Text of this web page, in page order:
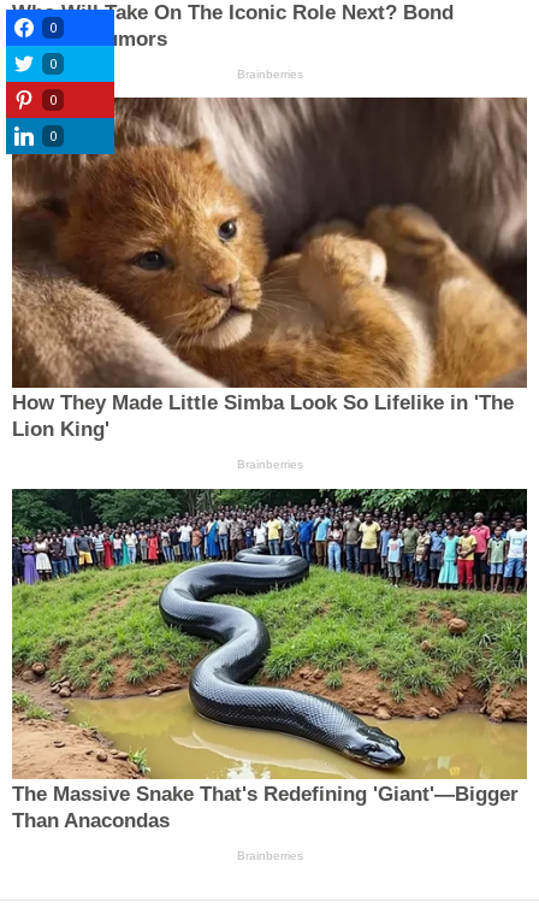
0
0
0
0